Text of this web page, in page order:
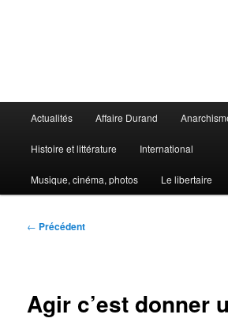
principal
Actualités Affaire Durand
Histoire et littérature International
Musique, cinéma, photos Le libertaire
Navigation
← Précédent
Agir c’est donner